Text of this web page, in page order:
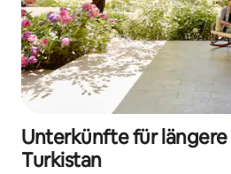
Unterkünfte für
Turkistan